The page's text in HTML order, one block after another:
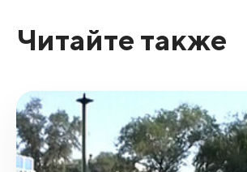
Читайте также